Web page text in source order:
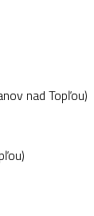
nad Topľou)